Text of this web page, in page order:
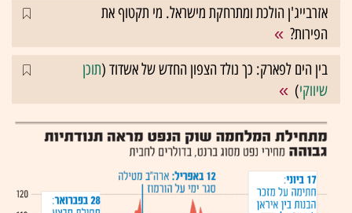
אזרבייג'ן הולכת ומתרחקת מישראל. מי תקטוף את
הפירות?
בין הים לפארק: כך נולד הצפון החדש של אשדוד (תוכן
שיווקי)